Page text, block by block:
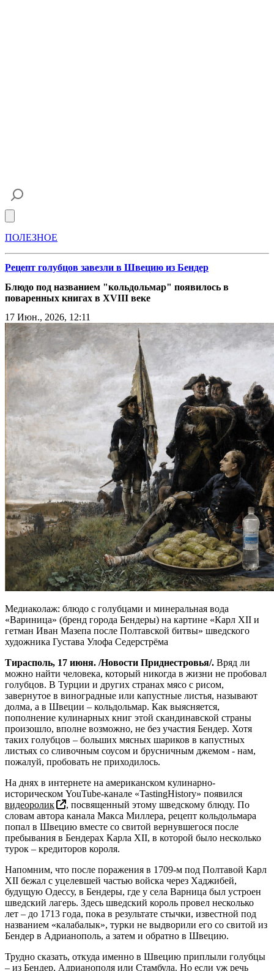
ПОЛЕЗНОЕ
Рецепт голубцов завезли в Швецию из Бендер
Блюдо под названием "кольдольмар" появилось в
поваренных книгах в XVIII веке
17 Июн., 2026, 12:11
Медиаколаж: блюдо с голубцами и минеральная вода
«Вариница» (бренд города Бендеры) на картине «Карл XII и
гетман Иван Мазепа после Полтавской битвы» шведского
художника Густава Улофа Седерстрёма
Тирасполь, 17 июня. /Новости Приднестровья/. Вряд ли
можно найти человека, который никогда в жизни не пробовал
голубцов. В Турции и других странах мясо с рисом,
завернутое в виноградные или капустные листья, называют
долма, а в Швеции – кольдольмар. Как выясняется,
пополнение кулинарных книг этой скандинавской страны
произошло, вполне возможно, не без участия Бендер. Хотя
таких голубцов – больших мясных шариков в капустных
листьях со сливочным соусом и брусничным джемом - нам,
пожалуй, пробовать не приходилось.
На днях в интернете на американском кулинарно-
историческом YouTube-канале «TastingHistory» появился
видеоролик
, посвященный этому шведскому блюду. По
словам автора канала Макса Миллера, рецепт кольдольмара
попал в Швецию вместе со свитой вернувшегося после
пребывания в Бендерах Карла XII, в которой было несколько
турок – кредиторов короля.
Напомним, что после поражения в 1709-м под Полтавой Карл
XII бежал с уцелевшей частью войска через Хаджибей,
будущую Одессу, в Бендеры, где у села Варница был устроен
шведский лагерь. Здесь шведский король провел несколько
лет – до 1713 года, пока в результате стычки, известной под
названием «калабалык», турки не выдворили его со свитой из
Бендер в Адрианополь, а затем и обратно в Швецию.
Трудно сказать, откуда именно в Швецию приплыли голубцы
– из Бендер, Адрианополя или Стамбула. Но если уж речь